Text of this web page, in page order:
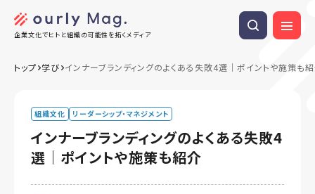
企業文化でヒトと組織の可能性を拓くメディア
トップ 学び インナーブランディングのよくある失敗4選｜ポイントや施策も
組織文化 リーダーシップ・マネジメント
インナーブランディングのよくある失敗4
選｜ポイントや施策も紹介